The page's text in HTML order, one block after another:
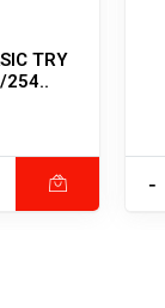
TRY
254..
-